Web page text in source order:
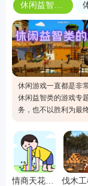
休闲游戏一直都是非
休闲益智类的游戏专
务，也不以胜利为最
专题就是为了让更多
力，给自己一个放松